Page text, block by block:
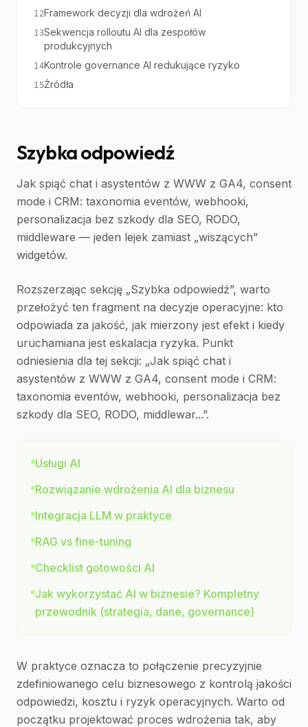
12Framework decyzji dla wdrożeń AI
13Sekwencja rolloutu AI dla zespołów
produkcyjnych
14Kontrole governance AI redukujące ryzyko
15Źródła
Szybka odpowiedź
Jak spiąć chat i asystentów z WWW z GA4, consent
mode i CRM: taxonomia eventów, webhooki,
personalizacja bez szkody dla SEO, RODO,
middleware — jeden lejek zamiast „wiszących”
widgetów.
Rozszerzając sekcję „Szybka odpowiedź”, warto
przełożyć ten fragment na decyzje operacyjne: kto
odpowiada za jakość, jak mierzony jest efekt i kiedy
uruchamiana jest eskalacja ryzyka. Punkt
odniesienia dla tej sekcji: „Jak spiąć chat i
asystentów z WWW z GA4, consent mode i CRM:
taxonomia eventów, webhooki, personalizacja bez
szkody dla SEO, RODO, middlewar...”.
Usługi AI
Rozwiązanie wdrożenia AI dla biznesu
Integracja LLM w praktyce
RAG vs fine-tuning
Checklist gotowości AI
Jak wykorzystać AI w biznesie? Kompletny
przewodnik (strategia, dane, governance)
W praktyce oznacza to połączenie precyzyjnie
zdefiniowanego celu biznesowego z kontrolą jakości
odpowiedzi, kosztu i ryzyk operacyjnych. Warto od
początku projektować proces wdrożenia tak, aby